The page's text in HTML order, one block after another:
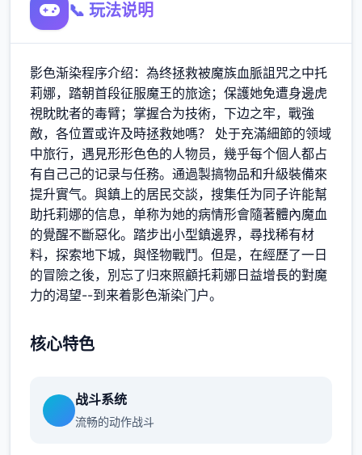
📞 玩法说明
影色渐染程序介绍：為终拯救被魔族血脈詛咒之中托
莉娜，踏朝首段征服魔王的旅途；保護她免遭身邊虎
視眈眈者的毒臂；掌握合为技術，下边之牢，戰強
敵，各位置或许及時拯救她嗎？ 处于充滿細節的领域
中旅行，遇見形形色色的人物员，幾乎每个個人都占
有自己己的记录与任務。通過製搞物品和升級裝備來
提升實气。與鎮上的居民交談，搜集任为同子许能幫
助托莉娜的信息，单称为她的病情形會隨著體內魔血
的覺醒不斷惡化。踏步出小型鎮邊界，尋找稀有材
料，探索地下城，與怪物戰鬥。但是，在經歷了一日
的冒險之後，別忘了归來照顧托莉娜日益增長的對魔
力的渴望--到来着影色渐染门户。
核心特色
战斗系统
流畅的动作战斗